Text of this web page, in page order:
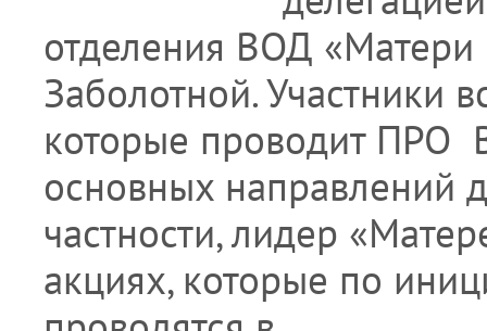
отделения ВОД «Матери
Заболотной. Участники
которые проводит ПРО
основных направлений
частности, лидер
акциях, которые по